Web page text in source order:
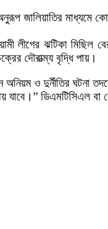
জালিয়াতির মাধ্যমে
লীগের ঝটিকা মিছিল
দৌরাত্ম্য বৃদ্ধি পায়।
ও দুর্নীতির ঘটনা
যাবে।” ডিএমটিসিএল